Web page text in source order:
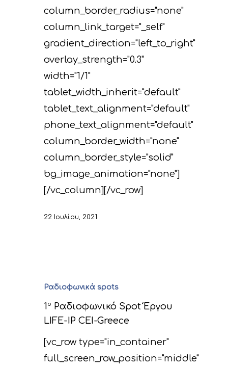
column_border_radius="none"
column_link_target="_self"
gradient_direction="left_to_right"
overlay_strength="0.3"
width="1/1"
tablet_width_inherit="default"
tablet_text_alignment="default"
phone_text_alignment="default"
column_border_width="none"
column_border_style="solid"
bg_image_animation="none"]
[/vc_column][/vc_row]
22 Ιουλίου, 2021
Ραδιοφωνικά spots
1 ο
Ραδιοφωνικό Spot Έργου
LIFE-IP CEI-Greece
[vc_row type="in_container"
full_screen_row_position="middle"